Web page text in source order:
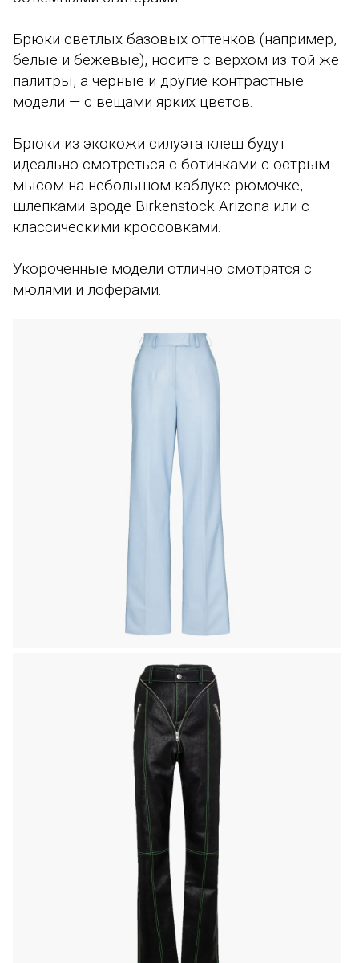
Брюки светлых базовых оттенков (например,
белые и бежевые), носите с верхом из той же
палитры, а черные и другие контрастные
модели — с вещами ярких цветов.
Брюки из экокожи силуэта клеш будут
идеально смотреться с ботинками с острым
мысом на небольшом каблуке-рюмочке,
шлепками вроде Birkenstock Arizona или с
классическими кроссовками.
Укороченные модели отлично смотрятся с
мюлями и лоферами.